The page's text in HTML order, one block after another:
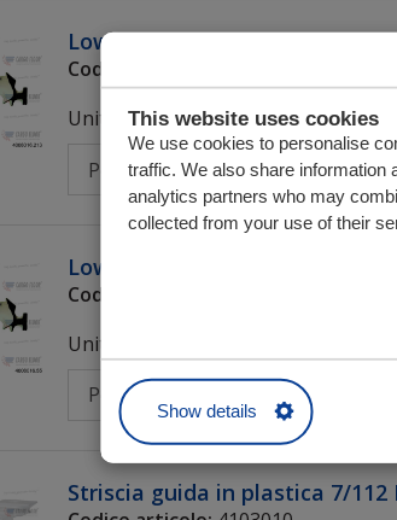
This website uses cookies
We use cookies to personalise
traffic. We also share information
analytics partners who may
collected from your use of their
Show details
Low friction Guarnizione per
Codice articolo:
Unità
Low friction Guarnizione per
Codice articolo:
Unità
Striscia guida in plastica 7/112